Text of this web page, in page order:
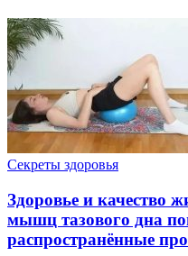
Cекреты здоровья
Здоровье и качество
мышц тазового дна
распространённые